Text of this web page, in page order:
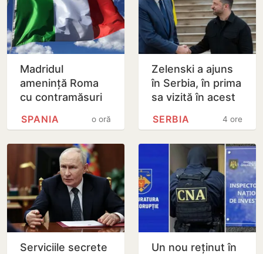
Madridul
amenință Roma
cu contramăsuri
renunță la
frontieră pentru…
o oră
SPANIA
Zelenski a ajuns
în Serbia, în prima
sa vizită în acest
tradițional al
4 ore
SERBIA
Serviciile secrete
Un nou reținut în